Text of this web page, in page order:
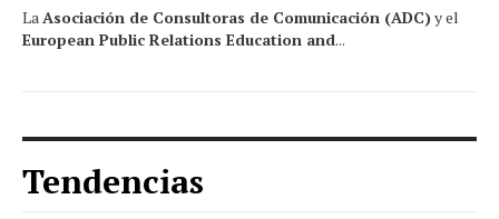
LaAsociación de Consultoras de Comunicación (ADC)y el
European Public Relations Education and...
Tendencias